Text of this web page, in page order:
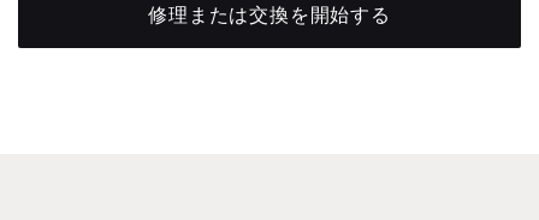
修理または交換を開始する